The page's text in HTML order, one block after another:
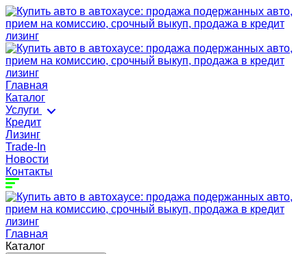
Главная
Каталог
Услуги
Кредит
Лизинг
Trade-In
Новости
Контакты
Главная
Каталог